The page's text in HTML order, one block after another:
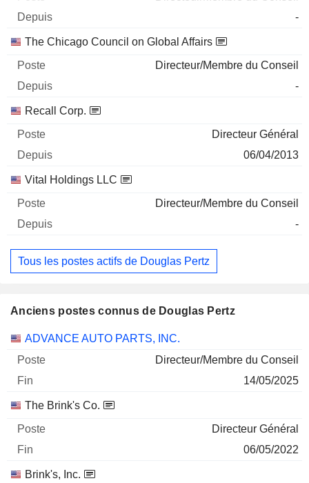
-
The Chicago Council on Global Affairs
Directeur/Membre du Conseil
-
Recall Corp.
Directeur Général
06/04/2013
Vital Holdings LLC
Directeur/Membre du Conseil
-
Tous les postes actifs de Douglas Pertz
Anciens postes connus de Douglas Pertz
Sociétés Poste Fin
ADVANCE AUTO PARTS, INC.
Directeur/Membre du Conseil
14/05/2025
The Brink's Co.
Directeur Général
06/05/2022
Brink's, Inc.